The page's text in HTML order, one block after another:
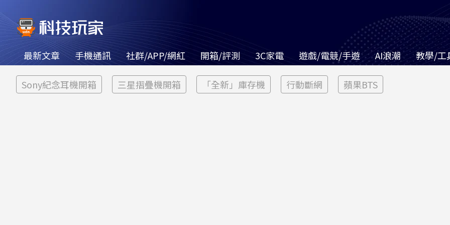
最新文章 手機通訊 社群/APP/網紅 開箱/評測 3C家電 遊戲/電競/手遊 AI浪潮 教學/工
Sony紀念耳機開箱 三星摺疊機開箱 「全新」庫存機 行動斷網 蘋果BTS